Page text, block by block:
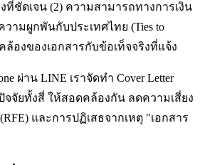
ที่ชัดเจน (2) ความสามารถทางการเงิน
ามผูกพันกับประเทศไทย (Ties to
ล้องของเอกสารกับข้อเท็จจริงที่แจ้ง
ผ่าน LINE เราจัดทำ Cover Letter
จจัยทั้งสี่ ให้สอดคล้องกัน ลดความเสี่ยง
และการปฏิเสธจากเหตุ "เอกสาร